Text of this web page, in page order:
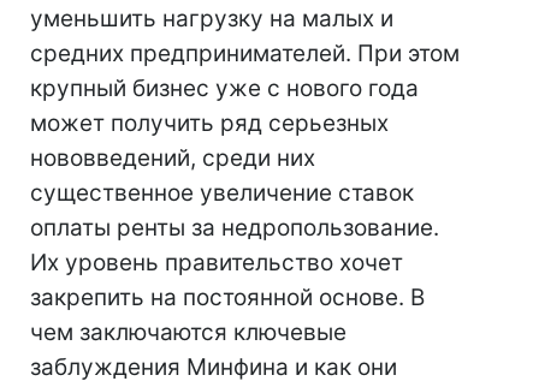
уменьшить нагрузку на малых и
средних предпринимателей. При этом
крупный бизнес уже с нового года
может получить ряд серьезных
нововведений, среди них
существенное увеличение ставок
оплаты ренты за недропользование.
Их уровень правительство хочет
закрепить на постоянной основе. В
чем заключаются ключевые
заблуждения Минфина и как они